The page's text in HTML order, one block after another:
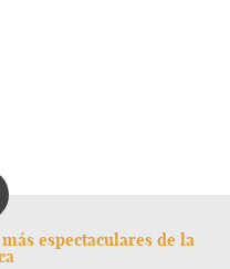
espectaculares de la